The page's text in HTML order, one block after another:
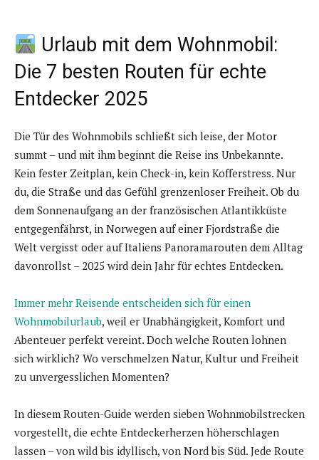
Urlaub mit dem Wohnmobil:
Die 7 besten Routen für echte
Entdecker 2025
Die Tür des Wohnmobils schließt sich leise, der Motor
summt – und mit ihm beginnt die Reise ins Unbekannte.
Kein fester Zeitplan, kein Check-in, kein Kofferstress. Nur
du, die Straße und das Gefühl grenzenloser Freiheit. Ob du
dem Sonnenaufgang an der französischen Atlantikküste
entgegenfährst, in Norwegen auf einer Fjordstraße die
Welt vergisst oder auf Italiens Panoramarouten dem Alltag
davonrollst – 2025 wird dein Jahr für echtes Entdecken.
Immer mehr Reisende entscheiden sich für einen
Wohnmobilurlaub, weil er Unabhängigkeit, Komfort und
Abenteuer perfekt vereint. Doch welche Routen lohnen
sich wirklich? Wo verschmelzen Natur, Kultur und Freiheit
zu unvergesslichen Momenten?
In diesem Routen-Guide werden sieben Wohnmobilstrecken
vorgestellt, die echte Entdeckerherzen höherschlagen
lassen – von wild bis idyllisch, von Nord bis Süd. Jede Route